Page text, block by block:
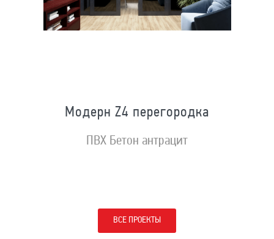
Модерн Z4 перегородка
ПВХ Бетон антрацит
ВСЕ ПРОЕКТЫ